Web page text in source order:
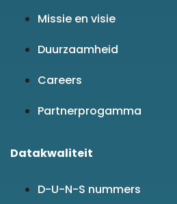
Missie en visie
Duurzaamheid
Careers
Partnerprogamma
Datakwaliteit
D-U-N-S nummers